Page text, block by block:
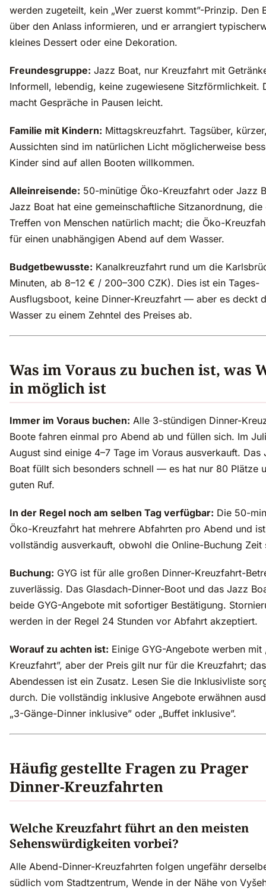
werden zugeteilt, kein „Wer zuerst kommt”-Prinzip. Den
über den Anlass informieren, und er arrangiert
kleines Dessert oder eine Dekoration.
Freundesgruppe: Jazz Boat, nur Kreuzfahrt mit
Informell, lebendig, keine zugewiesene Sitzförmlichkeit.
macht Gespräche in Pausen leicht.
Familie mit Kindern: Mittagskreuzfahrt. Tagsüber,
Aussichten sind im natürlichen Licht möglicherweise
Kinder sind auf allen Booten willkommen.
Alleinreisende: 50-minütige Öko-Kreuzfahrt oder Jazz
Jazz Boat hat eine gemeinschaftliche Sitzanordnung, die
Treffen von Menschen natürlich macht; die Öko-
für einen unabhängigen Abend auf dem Wasser.
Budgetbewusste: Kanalkreuzfahrt rund um die
Minuten, ab 8–12 € / 200–300 CZK). Dies ist ein Tages-
Ausflugsboot, keine Dinner-Kreuzfahrt — aber es deckt
Wasser zu einem Zehntel des Preises ab.
Was im Voraus zu buchen ist, was
in möglich ist
Immer im Voraus buchen: Alle 3-stündigen Dinner-
Boote fahren einmal pro Abend ab und füllen sich. Im
August sind einige 4–7 Tage im Voraus ausverkauft. Das
Boat füllt sich besonders schnell — es hat nur 80 Plätze
guten Ruf.
In der Regel noch am selben Tag verfügbar: Die 50-
Öko-Kreuzfahrt hat mehrere Abfahrten pro Abend und
vollständig ausverkauft, obwohl die Online-Buchung Zeit
Buchung: GYG ist für alle großen Dinner-Kreuzfahrt-
zuverlässig. Das Glasdach-Dinner-Boot und das Jazz
beide GYG-Angebote mit sofortiger Bestätigung.
werden in der Regel 24 Stunden vor Abfahrt akzeptiert.
Worauf zu achten ist: Einige GYG-Angebote werben mit
Kreuzfahrt”, aber der Preis gilt nur für die Kreuzfahrt; das
Abendessen ist ein Zusatz. Lesen Sie die Inklusivliste
durch. Die vollständig inklusive Angebote erwähnen
„3-Gänge-Dinner inklusive” oder „Buffet inklusive”.
Häufig gestellte Fragen zu Prager
Dinner-Kreuzfahrten
Welche Kreuzfahrt führt an den meisten
Sehenswürdigkeiten vorbei?
Alle Abend-Dinner-Kreuzfahrten folgen ungefähr
südlich vom Stadtzentrum, Wende in der Nähe von